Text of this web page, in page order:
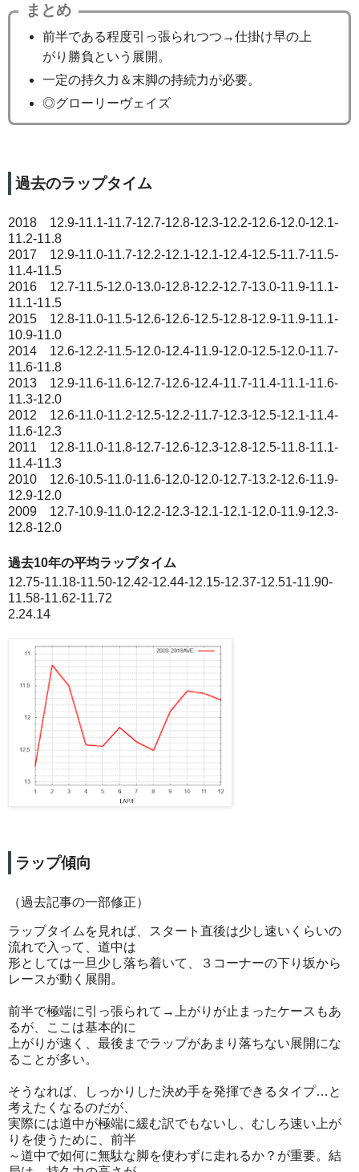
まとめ
前半である程度引っ張られつつ→仕掛け早の上
がり勝負という展開。
一定の持久力＆末脚の持続力が必要。
◎グローリーヴェイズ
過去のラップタイム
2018 12.9-11.1-11.7-12.7-12.8-12.3-12.2-12.6-12.0-12.1-
11.2-11.8
2017 12.9-11.0-11.7-12.2-12.1-12.1-12.4-12.5-11.7-11.5-
11.4-11.5
2016 12.7-11.5-12.0-13.0-12.8-12.2-12.7-13.0-11.9-11.1-
11.1-11.5
2015 12.8-11.0-11.5-12.6-12.6-12.5-12.8-12.9-11.9-11.1-
10.9-11.0
2014 12.6-12.2-11.5-12.0-12.4-11.9-12.0-12.5-12.0-11.7-
11.6-11.8
2013 12.9-11.6-11.6-12.7-12.6-12.4-11.7-11.4-11.1-11.6-
11.3-12.0
2012 12.6-11.0-11.2-12.5-12.2-11.7-12.3-12.5-12.1-11.4-
11.6-12.3
2011 12.8-11.0-11.8-12.7-12.6-12.3-12.8-12.5-11.8-11.1-
11.4-11.3
2010 12.6-10.5-11.0-11.6-12.0-12.0-12.7-13.2-12.6-11.9-
12.9-12.0
2009 12.7-10.9-11.0-12.2-12.3-12.1-12.1-12.0-11.9-12.3-
12.8-12.0
過去10年の平均ラップタイム
12.75-11.18-11.50-12.42-12.44-12.15-12.37-12.51-11.90-
11.58-11.62-11.72
2.24.14
ラップ傾向
（過去記事の一部修正）
ラップタイムを見れば、スタート直後は少し速いくらいの
流れで入って、道中は
形としては一旦少し落ち着いて、３コーナーの下り坂から
レースが動く展開。
前半で極端に引っ張られて→上がりが止まったケースもあ
るが、ここは基本的に
上がりが速く、最後までラップがあまり落ちない展開にな
ることが多い。
そうなれば、しっかりした決め手を発揮できるタイプ…と
考えたくなるのだが、
実際には道中が極端に緩む訳でもないし、むしろ速い上が
りを使うために、前半
～道中で如何に無駄な脚を使わずに走れるか？が重要。結